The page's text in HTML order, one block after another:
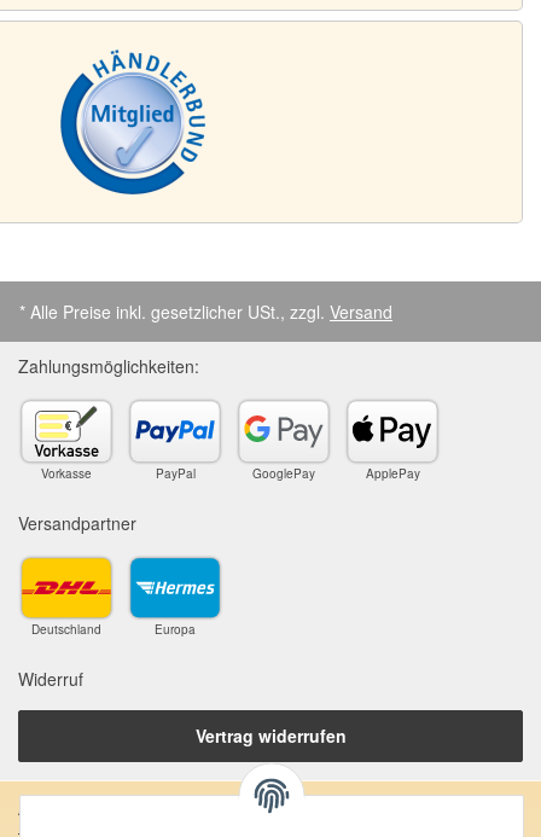
* Alle Preise inkl. gesetzlicher USt., zzgl. Versand
Zahlungsmöglichkeiten:
Vorkasse PayPal GooglePay ApplePay
Versandpartner
Deutschland Europa
Widerruf
Vertrag widerrufen
Anschrift: